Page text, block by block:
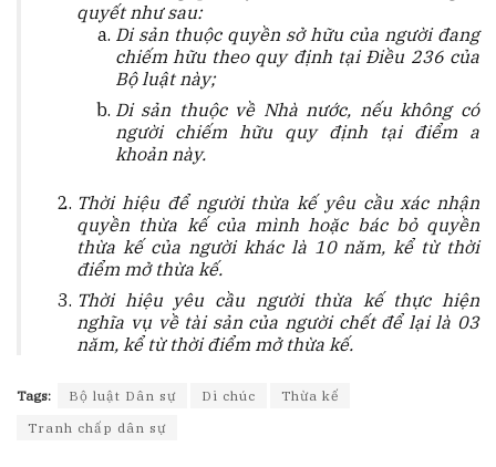
quyết như sau:
Di sản thuộc quyền sở hữu của người đang
chiếm hữu theo quy định tại Điều 236 của
Bộ luật này;
Di sản thuộc về Nhà nước, nếu không có
người chiếm hữu quy định tại điểm a
khoản này.
Thời hiệu để người thừa kế yêu cầu xác nhận
quyền thừa kế của mình hoặc bác bỏ quyền
thừa kế của người khác là 10 năm, kể từ thời
điểm mở thừa kế.
Thời hiệu yêu cầu người thừa kế thực hiện
nghĩa vụ về tài sản của người chết để lại là 03
năm, kể từ thời điểm mở thừa kế.
Tags: Bộ luật Dân sự Di chúc
Thừa kế
Tranh chấp dân sự